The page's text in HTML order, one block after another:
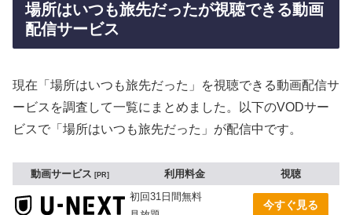
場所はいつも旅先だったが視聴できる動画
配信サービス
現在「場所はいつも旅先だった」を視聴できる動画配信サ
ービスを調査して一覧にまとめました。以下のVODサー
ビスで「場所はいつも旅先だった」が配信中です。
動画サービス PR 利用料金
視聴
初回31日間無料
今すぐ見る